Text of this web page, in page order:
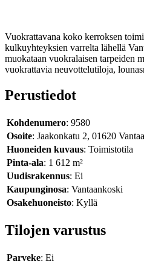
Vuokrattavana koko kerroksen
kulkuyhteyksien varrelta lähellä
muokataan vuokralaisen tarpeiden
vuokrattavia neuvottelutiloja,
Perustiedot
Kohdenumero: 9580
Osoite: Jaakonkatu 2, 01620 Vantaa
Huoneiden kuvaus: Toimistotila
Pinta-ala: 1 612 m²
Uudisrakennus: Ei
Kaupunginosa: Vantaankoski
Osakehuoneisto: Kyllä
Tilojen varustus
Parveke: Ei